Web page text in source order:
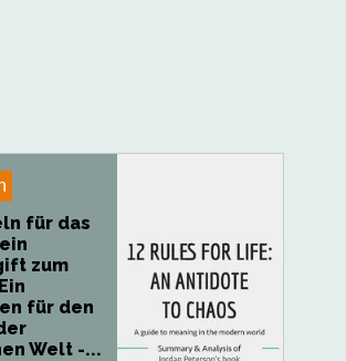
für das
zum
für den
Welt -...